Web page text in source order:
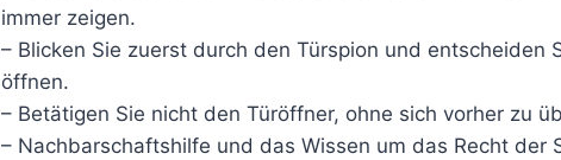
immer zeigen.
– Blicken Sie zuerst durch den Türspion und entscheiden
öffnen.
– Betätigen Sie nicht den Türöffner, ohne sich vorher zu
– Nachbarschaftshilfe und das Wissen um das Recht der